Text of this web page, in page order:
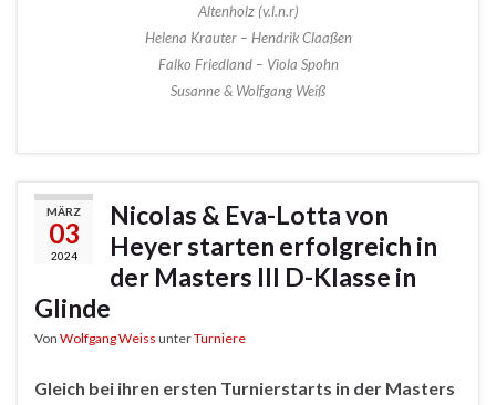
Altenholz (v.l.n.r)
Helena Krauter – Hendrik Claaßen
Falko Friedland – Viola Spohn
Susanne & Wolfgang Weiß
MÄRZ
03
2024
Nicolas & Eva-Lotta von
Heyer starten erfolgreich in
der Masters III D-Klasse in
Glinde
Von Wolfgang Weiss unterTurniere
Gleich bei ihren ersten Turnierstarts in der Masters